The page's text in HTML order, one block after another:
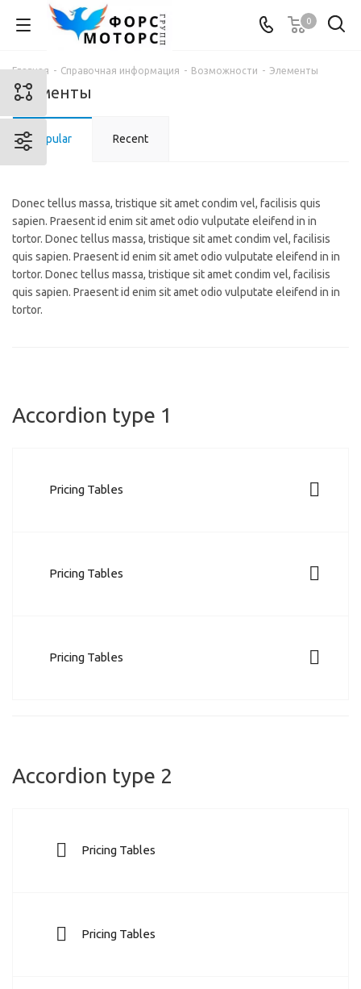
0
Главная - Справочная информация - Возможности - Элементы
Элементы
Popular Recent
Donec tellus massa, tristique sit amet condim vel, facilisis quis
sapien. Praesent id enim sit amet odio vulputate eleifend in in
tortor. Donec tellus massa, tristique sit amet condim vel, facilisis
quis sapien. Praesent id enim sit amet odio vulputate eleifend in in
tortor. Donec tellus massa, tristique sit amet condim vel, facilisis
quis sapien. Praesent id enim sit amet odio vulputate eleifend in in
tortor.
Accordion type 1
Pricing Tables
Pricing Tables
Pricing Tables
Accordion type 2
Pricing Tables
Pricing Tables